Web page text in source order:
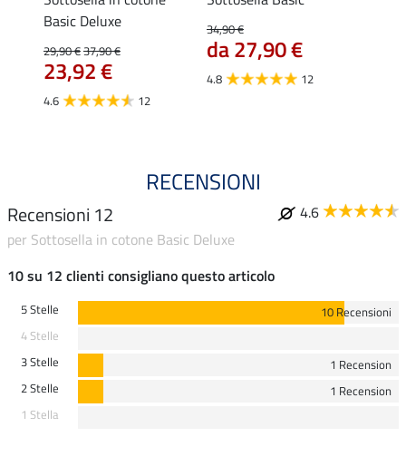
Basic Deluxe
29,90 €37,90 €
23,92 €
4.6 12
34,90 €
da 27,90 €
4.8 12
RECENSIONI
Recensioni 12
4.6
per Sottosella in cotone Basic Deluxe
10 su 12 clienti consigliano questo articolo
5 Stelle
10 Recensioni
4 Stelle
3 Stelle
1 Recension
2 Stelle
1 Recension
1 Stella